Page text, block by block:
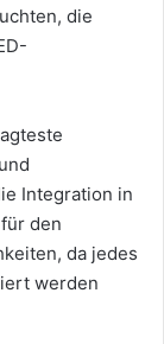
die
Integration in
den
da jedes
werden